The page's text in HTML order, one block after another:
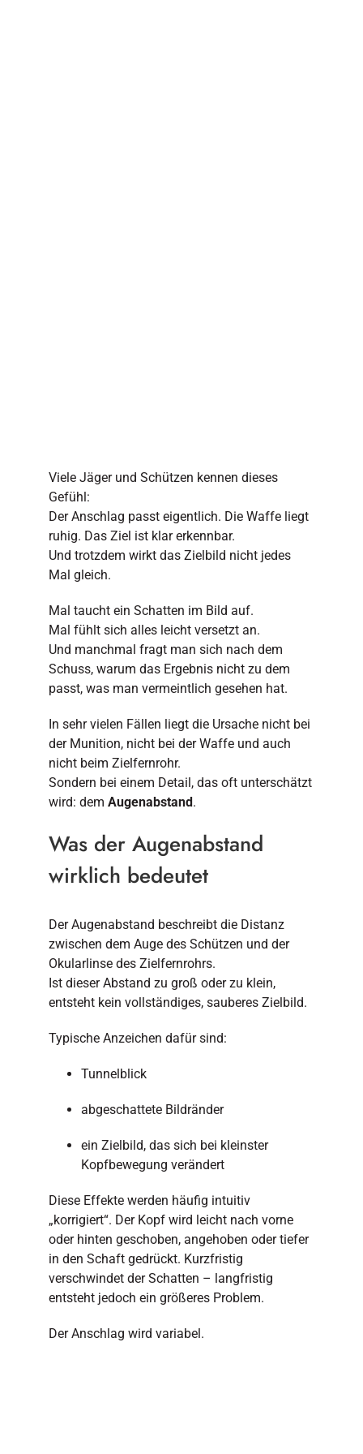
Viele Jäger und Schützen kennen dieses
Gefühl:
Der Anschlag passt eigentlich. Die Waffe liegt
ruhig. Das Ziel ist klar erkennbar.
Und trotzdem wirkt das Zielbild nicht jedes
Mal gleich.
Mal taucht ein Schatten im Bild auf.
Mal fühlt sich alles leicht versetzt an.
Und manchmal fragt man sich nach dem
Schuss, warum das Ergebnis nicht zu dem
passt, was man vermeintlich gesehen hat.
In sehr vielen Fällen liegt die Ursache nicht bei
der Munition, nicht bei der Waffe und auch
nicht beim Zielfernrohr.
Sondern bei einem Detail, das oft unterschätzt
wird: dem Augenabstand .
Was der Augenabstand
wirklich bedeutet
Der Augenabstand beschreibt die Distanz
zwischen dem Auge des Schützen und der
Okularlinse des Zielfernrohrs.
Ist dieser Abstand zu groß oder zu klein,
entsteht kein vollständiges, sauberes Zielbild.
Typische Anzeichen dafür sind:
Tunnelblick
abgeschattete Bildränder
ein Zielbild, das sich bei kleinster
Kopfbewegung verändert
Diese Effekte werden häufig intuitiv
„korrigiert“. Der Kopf wird leicht nach vorne
oder hinten geschoben, angehoben oder tiefer
in den Schaft gedrückt. Kurzfristig
verschwindet der Schatten – langfristig
entsteht jedoch ein größeres Problem.
Der Anschlag wird variabel.